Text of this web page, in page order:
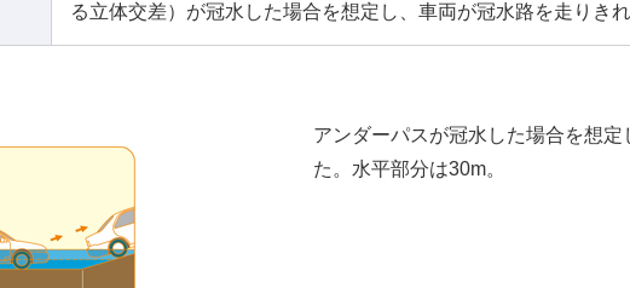
る立体交差）が冠水した場合を想定し、車両が冠水路を走りきれ
アンダーパスが冠水した場合を想
た。水平部分は30m。